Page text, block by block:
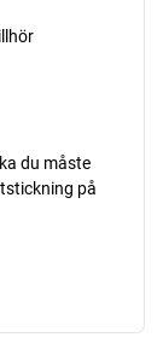
du måste
på